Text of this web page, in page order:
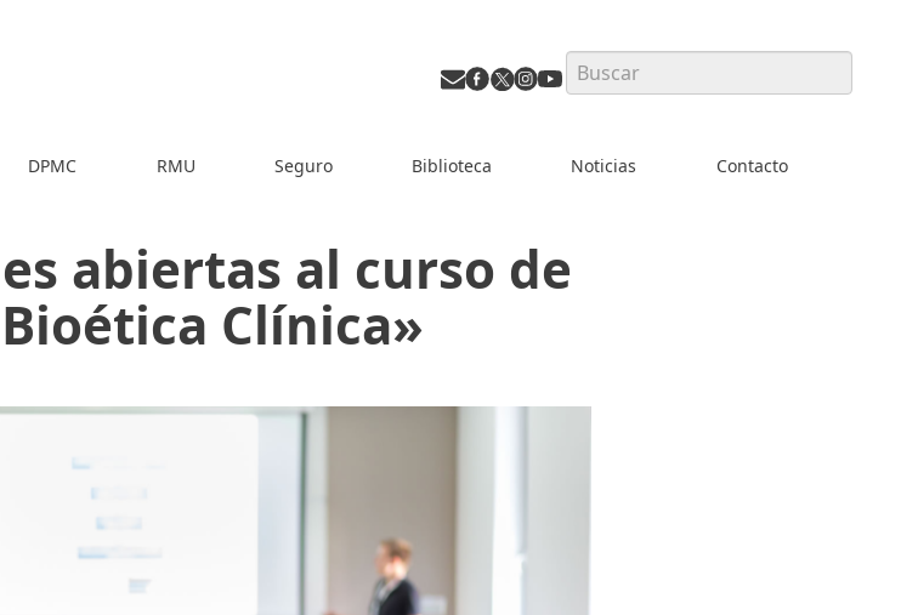
Search
DPMC RMU Seguro Biblioteca Noticias Contacto
abiertas al curso de
Clínica»